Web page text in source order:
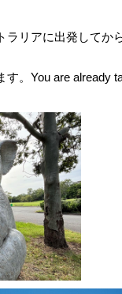
ラリアに出発して
。You are already